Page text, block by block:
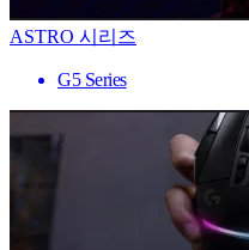
ASTRO 시리즈
G5 Series